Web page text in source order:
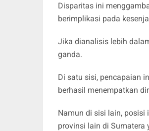
Disparitas ini
berimplikasi pada
Jika dianalisis lebih
ganda.
Di satu sisi, pencapaian
berhasil menempatkan
Namun di sisi lain,
provinsi lain di Sumatera